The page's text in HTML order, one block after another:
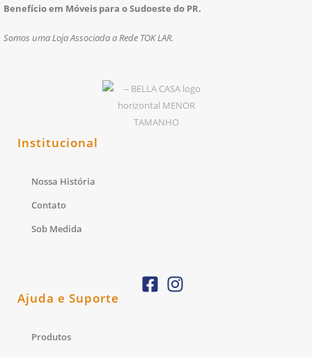
Benefício em Móveis para o Sudoeste do PR.
Somos uma Loja Associada a Rede TOK LAR.
Institucional
Nossa História
Contato
Sob Medida
Ajuda e Suporte
Produtos